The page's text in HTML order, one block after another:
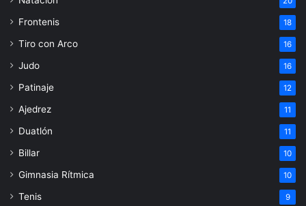
Frontenis 18
Tiro con Arco 16
Judo 16
Patinaje 12
Ajedrez 11
Duatlón 11
Billar 10
Gimnasia Rítmica 10
Tenis 9